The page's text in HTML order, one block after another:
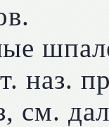
наз.
см.